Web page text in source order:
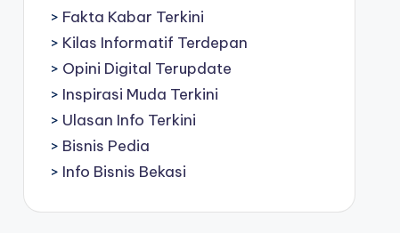
> Fakta Kabar Terkini
> Kilas Informatif Terdepan
> Opini Digital Terupdate
> Inspirasi Muda Terkini
> Ulasan Info Terkini
> Bisnis Pedia
> Info Bisnis Bekasi